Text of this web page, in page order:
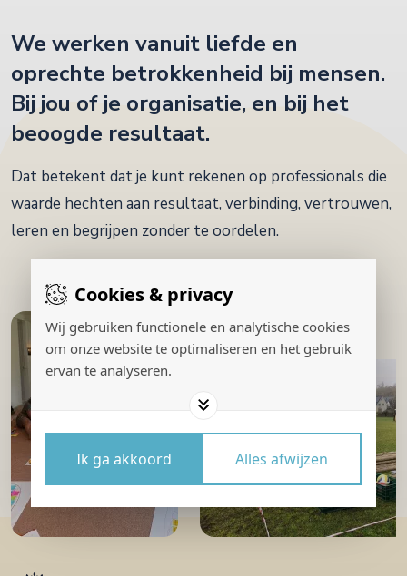
Cookies & privacy
Wij gebruiken functionele en analytische cookies
om onze website te optimaliseren en het gebruik
ervan te analyseren.
Ik ga akkoord Alles afwijzen
We werken vanuit liefde en
oprechte betrokkenheid bij mensen.
Bij jou of je organisatie, en bij het
beoogde resultaat.
Dat betekent dat je kunt rekenen op professionals die
waarde hechten aan resultaat, verbinding, vertrouwen,
leren en begrijpen zonder te oordelen.